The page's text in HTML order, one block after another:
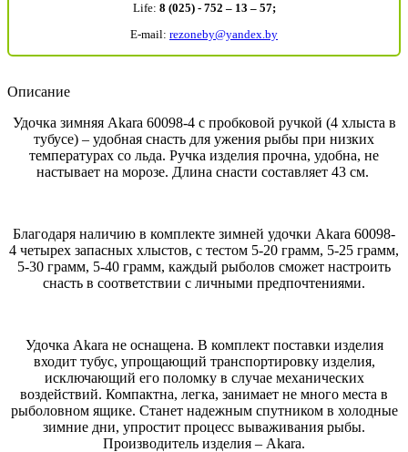
Life: 8 (025) - 752 – 13 – 57;
E-mail: rezoneby@yandex.by
Описание
Удочка зимняя Akara 60098-4 с пробковой ручкой (4 хлыста в
тубусе) – удобная снасть для ужения рыбы при низких
температурах со льда. Ручка изделия прочна, удобна, не
настывает на морозе. Длина снасти составляет 43 см.
Благодаря наличию в комплекте зимней удочки Akara 60098-
4 четырех запасных хлыстов, с тестом 5-20 грамм, 5-25 грамм,
5-30 грамм, 5-40 грамм, каждый рыболов сможет настроить
снасть в соответствии с личными предпочтениями.
Удочка Akara не оснащена. В комплект поставки изделия
входит тубус, упрощающий транспортировку изделия,
исключающий его поломку в случае механических
воздействий. Компактна, легка, занимает не много места в
рыболовном ящике. Станет надежным спутником в холодные
зимние дни, упростит процесс вываживания рыбы.
Производитель изделия – Akara.